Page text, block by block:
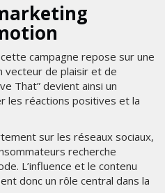
campagne repose sur une
vecteur de plaisir et de
That” devient ainsi un
les réactions positives et la
sur les réseaux sociaux,
recherche
L’influence et le contenu
donc un rôle central dans la